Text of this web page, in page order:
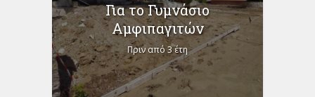
Για το Γυμνάσιο
Αμφιπαγιτών
Πριν από 3 έτη